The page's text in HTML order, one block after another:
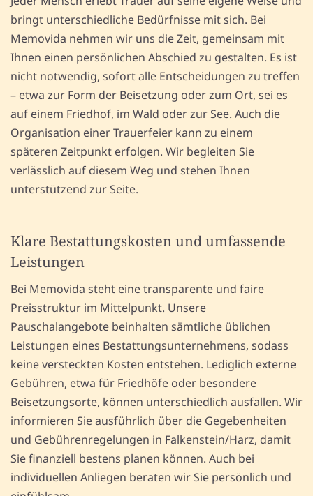
bringt unterschiedliche Bedürfnisse mit sich. Bei
Memovida nehmen wir uns die Zeit, gemeinsam mit
Ihnen einen persönlichen Abschied zu gestalten. Es ist
nicht notwendig, sofort alle Entscheidungen zu treffen
– etwa zur Form der Beisetzung oder zum Ort, sei es
auf einem Friedhof, im Wald oder zur See. Auch die
Organisation einer Trauerfeier kann zu einem
späteren Zeitpunkt erfolgen. Wir begleiten Sie
verlässlich auf diesem Weg und stehen Ihnen
unterstützend zur Seite.
Klare Bestattungskosten und umfassende
Leistungen
Bei Memovida steht eine transparente und faire
Preisstruktur im Mittelpunkt. Unsere
Pauschalangebote beinhalten sämtliche üblichen
Leistungen eines Bestattungsunternehmens, sodass
keine versteckten Kosten entstehen. Lediglich externe
Gebühren, etwa für Friedhöfe oder besondere
Beisetzungsorte, können unterschiedlich ausfallen. Wir
informieren Sie ausführlich über die Gegebenheiten
und Gebührenregelungen in Falkenstein/Harz, damit
Sie finanziell bestens planen können. Auch bei
individuellen Anliegen beraten wir Sie persönlich und